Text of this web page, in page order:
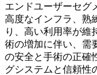
エンドユーザーセグ
高度なインフラ、熟
り、高い利用率が維
術の増加に伴い、需
の安全と手術の正確
グシステムと信頼性